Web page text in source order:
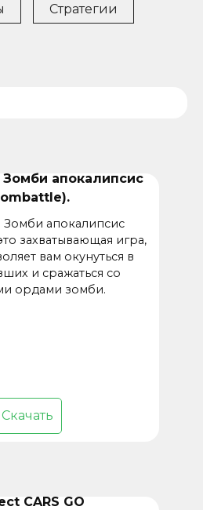
Стратегии
апокалипсис
Зомби апокалипсис
захватывающая игра,
вам окунуться в
и сражаться со
ордами зомби.
Скачать
CARS GO